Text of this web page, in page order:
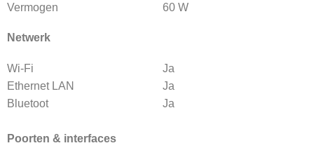
Vermogen
60 W
Netwerk
Wi-Fi
Ethernet LAN
Bluetoot
Ja
Ja
Ja
Poorten & interfaces